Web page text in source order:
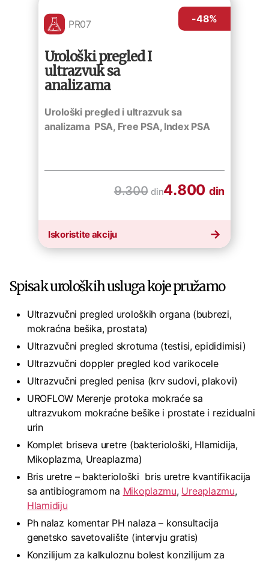
PR07
Urološki pregled I
ultrazvuk sa
analizama
Urološki pregled i ultrazvuk sa
analizama PSA, Free PSA, Index PSA
-48%
9.300 din4.800 din
Iskoristite akciju
Spisak uroloških usluga koje pružamo
Ultrazvučni pregled uroloških organa (bubrezi,
mokraćna bešika, prostata)
Ultrazvučni pregled skrotuma (testisi, epididimisi)
Ultrazvučni doppler pregled kod varikocele
Ultrazvučni pregled penisa (krv sudovi, plakovi)
UROFLOW Merenje protoka mokraće sa
ultrazvukom mokraćne bešike i prostate i rezidualni
urin
Komplet briseva uretre (bakteriološki, Hlamidija,
Mikoplazma, Ureaplazma)
Bris uretre – bakteriološki bris uretre kvantifikacija
sa antibiogramom na Mikoplazmu, Ureaplazmu,
Hlamidiju
Ph nalaz komentar PH nalaza – konsultacija
genetsko savetovalište (intervju gratis)
Konzilijum za kalkuloznu bolest konzilijum za